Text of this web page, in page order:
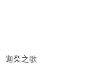
迦梨之歌